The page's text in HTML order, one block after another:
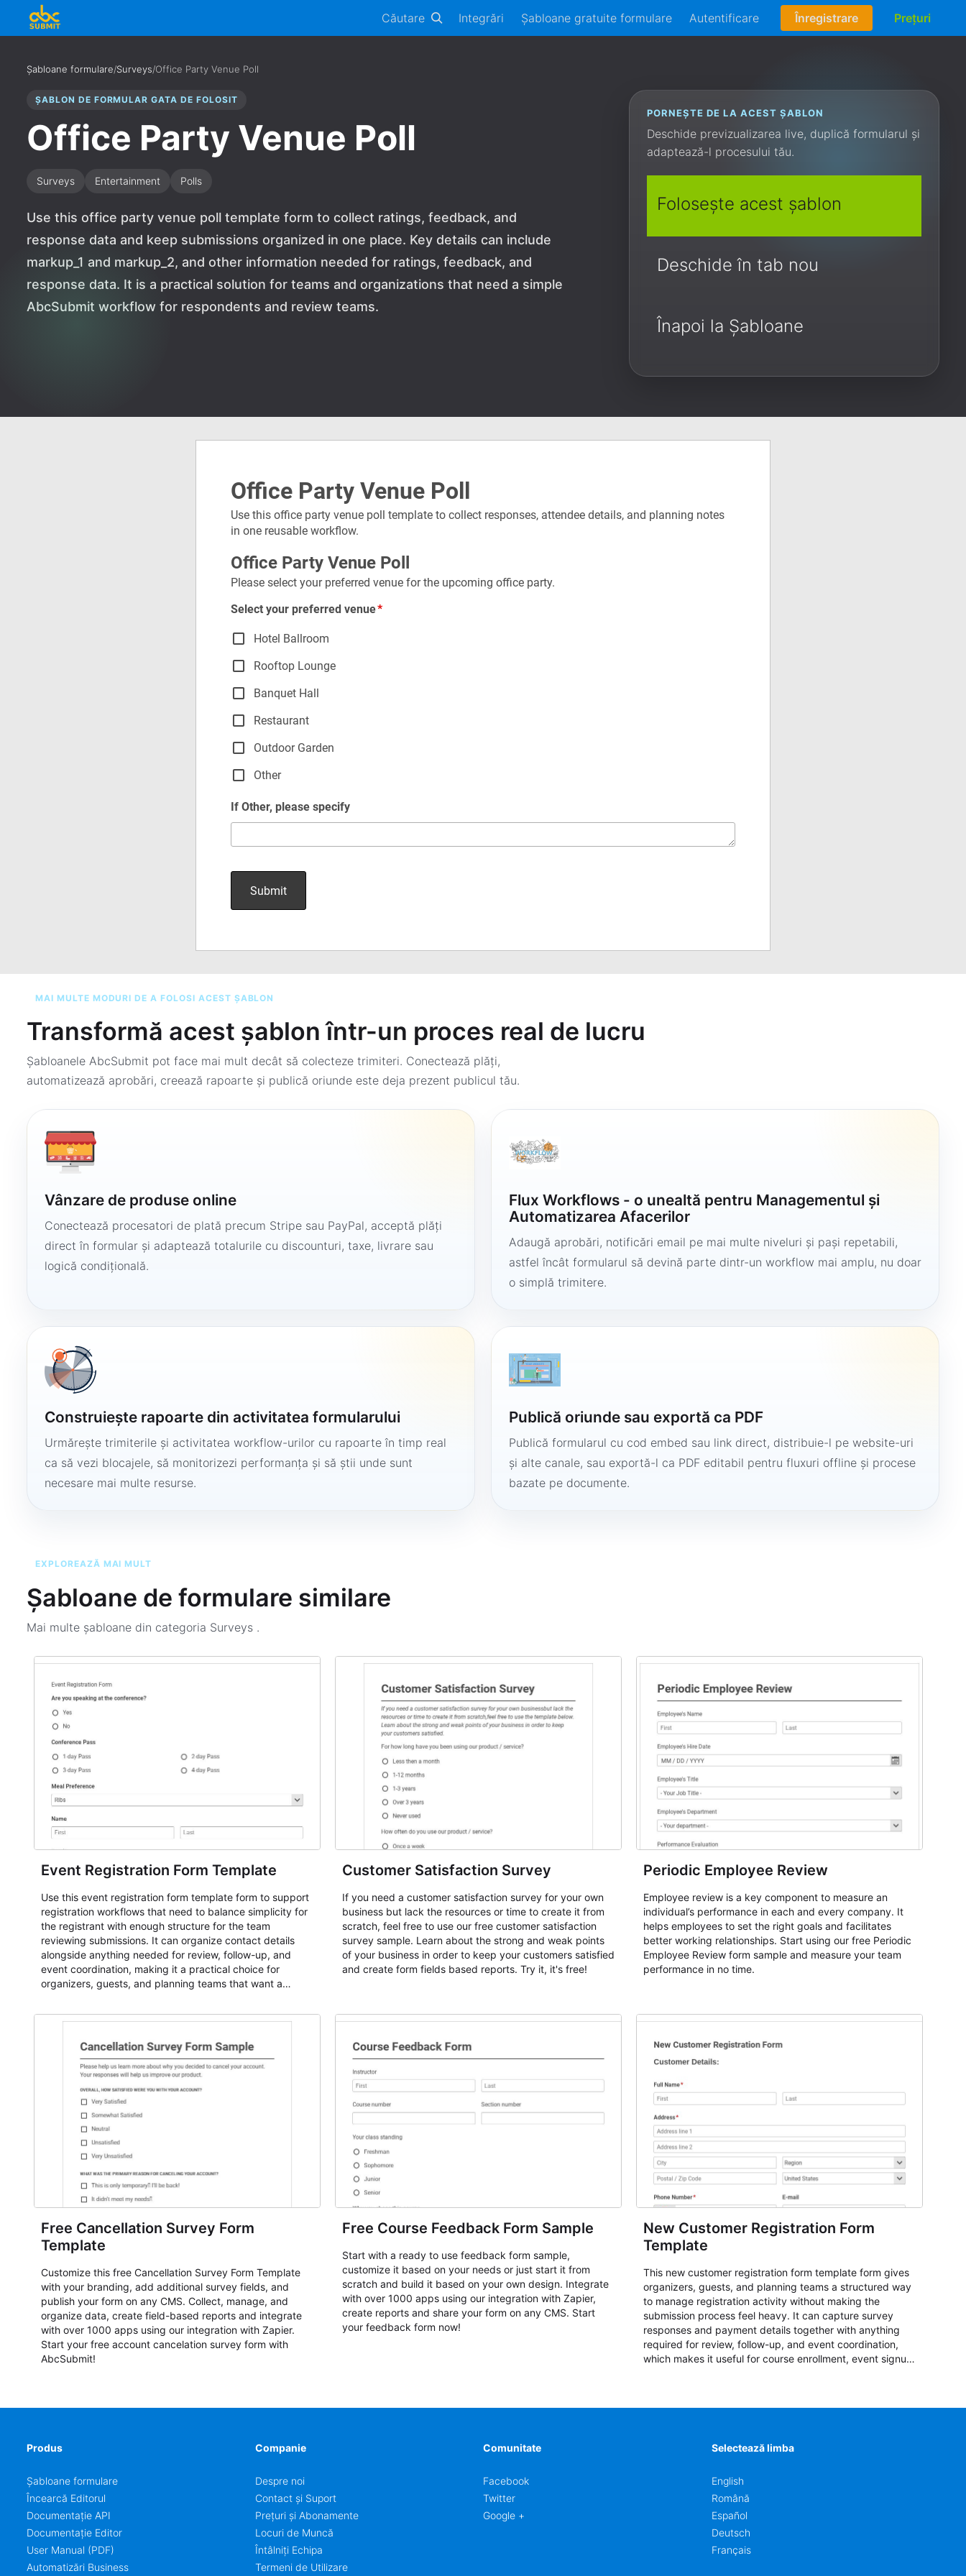
Căutare Integrări Șabloane gratuite formulare Autentificare Înregistrare Prețuri
Șabloane formulare/Surveys/Office Party Venue Poll
ȘABLON DE FORMULAR GATA DE FOLOSIT
Office Party Venue Poll
Surveys Entertainment Polls
Use this office party venue poll template form to collect ratings, feedback, and
response data and keep submissions organized in one place. Key details can include
markup_1 and markup_2, and other information needed for ratings, feedback, and
response data. It is a practical solution for teams and organizations that need a simple
AbcSubmit workflow for respondents and review teams.
PORNEȘTE DE LA ACEST ȘABLON
Deschide previzualizarea live, duplică formularul și
adaptează-l procesului tău.
Folosește acest șablon
Deschide în tab nou
Înapoi la Șabloane
MAI MULTE MODURI DE A FOLOSI ACEST ȘABLON
Transformă acest șablon într-un proces real de lucru
Șabloanele AbcSubmit pot face mai mult decât să colecteze trimiteri. Conectează plăți,
automatizează aprobări, creează rapoarte și publică oriunde este deja prezent publicul tău.
Vânzare de produse online
Conectează procesatori de plată precum Stripe sau PayPal, acceptă plăți
direct în formular și adaptează totalurile cu discounturi, taxe, livrare sau
logică condițională.
Flux Workflows - o unealtă pentru Managementul și
Automatizarea Afacerilor
Adaugă aprobări, notificări email pe mai multe niveluri și pași repetabili,
astfel încât formularul să devină parte dintr-un workflow mai amplu, nu doar
o simplă trimitere.
Construiește rapoarte din activitatea formularului
Urmărește trimiterile și activitatea workflow-urilor cu rapoarte în timp real
ca să vezi blocajele, să monitorizezi performanța și să știi unde sunt
necesare mai multe resurse.
Publică oriunde sau exportă ca PDF
Publică formularul cu cod embed sau link direct, distribuie-l pe website-uri
și alte canale, sau exportă-l ca PDF editabil pentru fluxuri offline și procese
bazate pe documente.
EXPLOREAZĂ MAI MULT
Șabloane de formulare similare
Mai multe șabloane din categoria Surveys .
Event Registration Form Template
Use this event registration form template form to support
registration workflows that need to balance simplicity for
the registrant with enough structure for the team
reviewing submissions. It can organize contact details
alongside anything needed for review, follow-up, and
event coordination, making it a practical choice for
organizers, guests, and planning teams that want a
and participant management. The form is suitable for
student enrollment, volunteer registration, business event
intake, and membership participation. It helps keep
responses standardized so organizers can evaluate
registration records over time.
Customer Satisfaction Survey
If you need a customer satisfaction survey for your own
business but lack the resources or time to create it from
scratch, feel free to use our free customer satisfaction
survey sample. Learn about the strong and weak points
of your business in order to keep your customers satisfied
and create form fields based reports. Try it, it's free!
Periodic Employee Review
Employee review is a key component to measure an
individual’s performance in each and every company. It
helps employees to set the right goals and facilitates
better working relationships. Start using our free Periodic
Employee Review form sample and measure your team
performance in no time.
Free Cancellation Survey Form
Template
Customize this free Cancellation Survey Form Template
with your branding, add additional survey fields, and
publish your form on any CMS. Collect, manage, and
organize data, create field-based reports and integrate
with over 1000 apps using our integration with Zapier.
Start your free account cancelation survey form with
AbcSubmit!
Free Course Feedback Form Sample
Start with a ready to use feedback form sample,
customize it based on your needs or just start it from
scratch and build it based on your own design. Integrate
with over 1000 apps using our integration with Zapier,
create reports and share your form on any CMS. Start
your feedback form now!
New Customer Registration Form
Template
This new customer registration form template form gives
organizers, guests, and planning teams a structured way
to manage registration activity without making the
submission process feel heavy. It can capture survey
responses and payment details together with anything
required for review, follow-up, and event coordination,
which makes it useful for course enrollment, event signup,
preferences, supporting details, and other information
Produs
Șabloane formulare
Încearcă Editorul
Documentație API
Documentație Editor
User Manual (PDF)
Automatizări Business
Companie
Despre noi
Contact și Suport
Prețuri și Abonamente
Locuri de Muncă
Întâlniți Echipa
Termeni de Utilizare
Comunitate
Facebook
Twitter
Google +
Selectează limba
English
Română
Español
Deutsch
Français